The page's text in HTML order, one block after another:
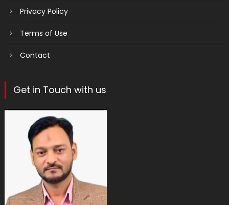
Privacy Policy
Terms of Use
Contact
Get in Touch with us